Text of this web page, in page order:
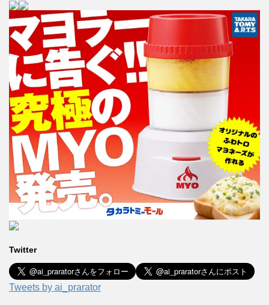
Twitter
Tweets by ai_prarator